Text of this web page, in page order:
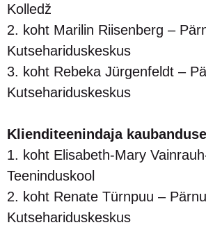
Kolledž
2. koht Marilin Riisenberg –
Kutsehariduskeskus
3. koht Rebeka Jürgenfeldt –
Kutsehariduskeskus
Klienditeenindaja
1. koht Elisabeth-Mary
Teeninduskool
2. koht Renate Türnpuu –
Kutsehariduskeskus